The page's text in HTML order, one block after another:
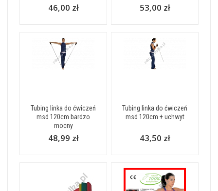
46,00 zł 53,00 zł
Tubing linka do ćwiczeń
msd 120cm bardzo
mocny
48,99 zł
Tubing linka do ćwiczeń
msd 120cm + uchwyt
43,50 zł